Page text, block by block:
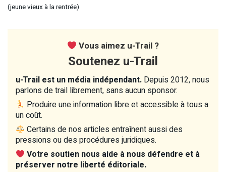
(jeune vieux à la rentrée)
Vous aimez u-Trail ?
Soutenez u-Trail
u-Trail est un média indépendant. Depuis 2012, nous
parlons de trail librement, sans aucun sponsor.
Produire une information libre et accessible à tous a
un coût.
Certains de nos articles entraînent aussi des
pressions ou des procédures juridiques.
Votre soutien nous aide à nous défendre et à
préserver notre liberté éditoriale.